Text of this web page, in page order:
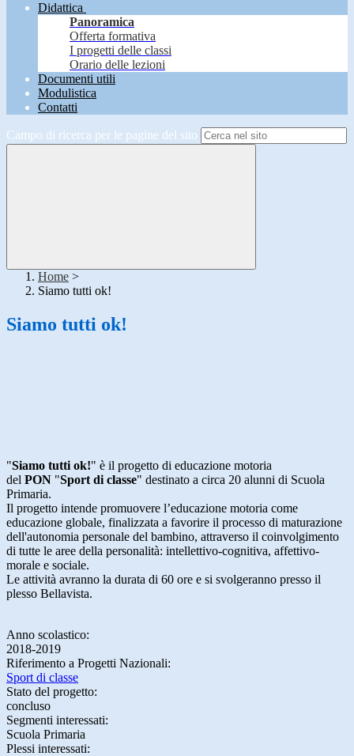
Didattica
Panoramica
Offerta formativa
I progetti delle classi
Orario delle lezioni
Documenti utili
Modulistica
Contatti
Campo di ricerca per le pagine del sito
Home >
Siamo tutti ok!
Siamo tutti ok!
"Siamo tutti ok!" è il progetto di educazione motoria
del PON "Sport di classe" destinato a circa 20 alunni di Scuola
Primaria.
Il progetto intende promuovere l’educazione motoria come
educazione globale, finalizzata a favorire il processo di maturazione
dell'autonomia personale del bambino, attraverso il coinvolgimento
di tutte le aree della personalità: intellettivo-cognitiva, affettivo-
morale e sociale.
Le attività avranno la durata di 60 ore e si svolgeranno presso il
plesso Bellavista.
Anno scolastico:
2018-2019
Riferimento a Progetti Nazionali:
Sport di classe
Stato del progetto:
concluso
Segmenti interessati:
Scuola Primaria
Plessi interessati: